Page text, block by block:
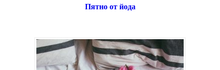
Пятно от йода